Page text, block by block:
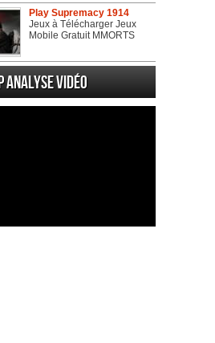
Play Supremacy 1914
Jeux à Télécharger Jeux
Mobile Gratuit MMORTS
Analyse vidéo